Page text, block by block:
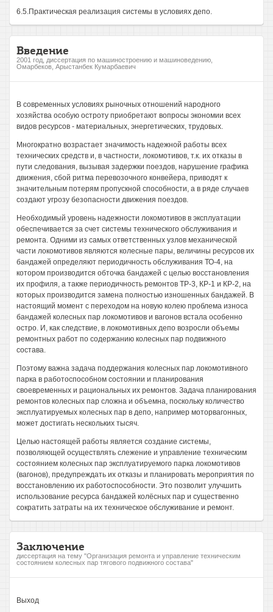
6.5.Практическая реализация системы в условиях депо.
Введение
2001 год, диссертация по машиностроению и машиноведению,
Омарбеков, Арыстанбек Кумарбаевич
В современных условиях рыночных отношений народного
хозяйства особую остроту приобретают вопросы экономии всех
видов ресурсов - материальных, энергетических, трудовых.
Многократно возрастает значимость надежной работы всех
технических средств и, в частности, локомотивов, т.к. их отказы в
пути следования, вызывая задержки поездов, нарушение графика
движения, сбой ритма перевозочного конвейера, приводят к
значительным потерям пропускной способности, а в ряде случаев
создают угрозу безопасности движения поездов.
Необходимый уровень надежности локомотивов в эксплуатации
обеспечивается за счет системы технического обслуживания и
ремонта. Одними из самых ответственных узлов механической
части локомотивов являются колесные пары, величины ресурсов их
бандажей определяют периодичность обслуживания ТО-4, на
котором производится обточка бандажей с целью восстановления
их профиля, а также периодичность ремонтов ТР-3, КР-1 и КР-2, на
которых производится замена полностью изношенных бандажей. В
настоящий момент с переходом на новую колею проблема износа
бандажей колесных пар локомотивов и вагонов встала особенно
остро. И, как следствие, в локомотивных депо возросли объемы
ремонтных работ по содержанию колесных пар подвижного
состава.
Поэтому важна задача поддержания колесных пар локомотивного
парка в работоспособном состоянии и планирования
своевременных и рациональных их ремонтов. Задача планирования
ремонтов колесных пар сложна и объемна, поскольку количество
эксплуатируемых колесных пар в депо, например моторвагонных,
может достигать нескольких тысяч.
Целью настоящей работы является создание системы,
позволяющей осуществлять слежение и управление техническим
состоянием колесных пар эксплуатируемого парка локомотивов
(вагонов), предупреждать их отказы и планировать мероприятия по
восстановлению их работоспособности. Это позволит улучшить
использование ресурса бандажей колёсных пар и существенно
сократить затраты на их техническое обслуживание и ремонт.
Заключение
диссертация на тему "Организация ремонта и управление техническим
состоянием колесных пар тягового подвижного состава"
Выход